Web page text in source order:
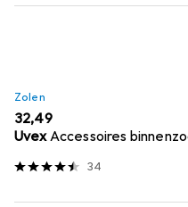
Zolen
EUR
32,49
UvexAccessoires
34